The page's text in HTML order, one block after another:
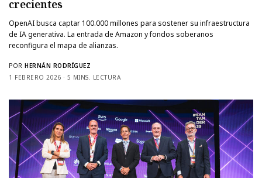
crecientes
OpenAI busca captar 100.000 millones para sostener su infraestructura
de IA generativa. La entrada de Amazon y fondos soberanos
reconfigura el mapa de alianzas.
POR HERNÁN RODRÍGUEZ
1 FEBRERO 2026
5 MINS. LECTURA